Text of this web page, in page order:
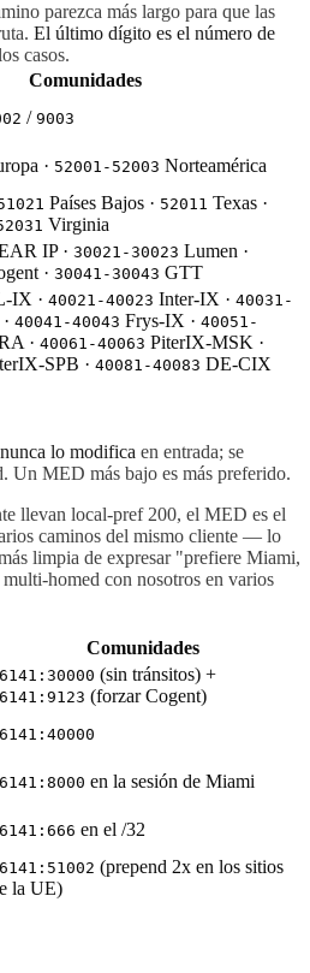
parezca más largo para que las
El último dígito es el número de
casos.
Comunidades
/ 9003
· 52001-52003 Norteamérica
Países Bajos · 52011 Texas ·
Virginia
IP · 30021-30023 Lumen ·
· 30041-30043 GTT
IX · 40021-40023 Inter-IX · 40031-
40041-40043 Frys-IX · 40051-
· 40061-40063 PiterIX-MSK ·
SPB · 40081-40083 DE-CIX
lo modifica en entrada; se
Un MED más bajo es más preferido.
llevan local-pref 200, el MED es el
caminos del mismo cliente — lo
limpia de expresar "prefiere Miami,
homed con nosotros en varios
Comunidades
(sin tránsitos) +
(forzar Cogent)
en la sesión de Miami
en el /32
(prepend 2x en los sitios
la UE)